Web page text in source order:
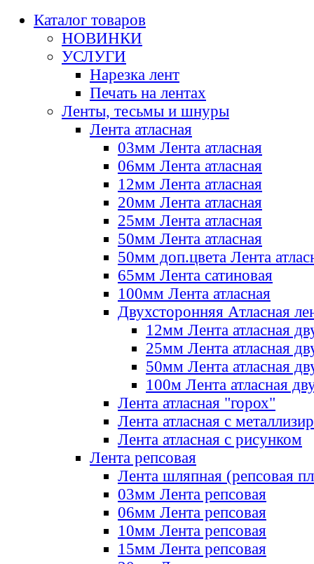
Каталог товаров
НОВИНКИ
УСЛУГИ
Нарезка лент
Печать на лентах
Ленты, тесьмы и шнуры
Лента атласная
03мм Лента атласная
06мм Лента атласная
12мм Лента атласная
20мм Лента атласная
25мм Лента атласная
50мм Лента атласная
50мм доп.цвета Лента
65мм Лента сатиновая
100мм Лента атласная
Двухсторонняя Атласная
12мм Лента атласная
25мм Лента атласная
50мм Лента атласная
100м Лента атласная
Лента атласная "горох"
Лента атласная с
Лента атласная с рисунком
Лента репсовая
Лента шляпная (репсовая
03мм Лента репсовая
06мм Лента репсовая
10мм Лента репсовая
15мм Лента репсовая